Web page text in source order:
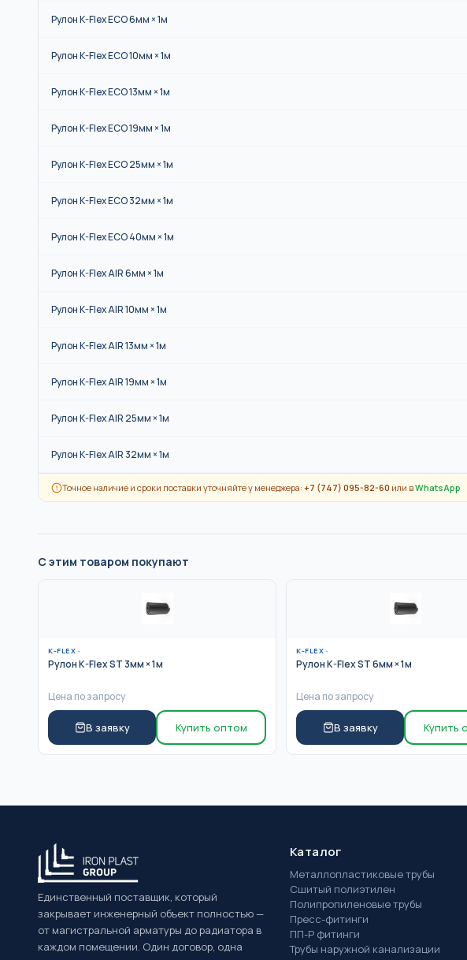
Рулон K-Flex ECO 6мм × 1м
Рулон K-Flex ECO 10мм × 1м
Рулон K-Flex ECO 13мм × 1м
Рулон K-Flex ECO 19мм × 1м
Рулон K-Flex ECO 25мм × 1м
Рулон K-Flex ECO 32мм × 1м
Рулон K-Flex ECO 40мм × 1м
Рулон K-Flex AIR 6мм × 1м
Рулон K-Flex AIR 10мм × 1м
Рулон K-Flex AIR 13мм × 1м
Рулон K-Flex AIR 19мм × 1м
Рулон K-Flex AIR 25мм × 1м
Рулон K-Flex AIR 32мм × 1м
Точное наличие и сроки поставки уточняйте у менеджера:+7 (747) 095-82-60 или вWhatsApp
С этим товаром покупают
K-FLEX ·
Рулон K-Flex ST 3мм × 1м
Цена по запросу
В заявку Купить оптом
K-FLEX ·
Рулон K-Flex ST 6мм × 1м
Цена по запросу
В заявку Купить
Единственный поставщик, который
закрывает инженерный объект полностью —
от магистральной арматуры до радиатора в
каждом помещении. Один договор, одна
Каталог
Металлопластиковые трубы
Сшитый полиэтилен
Полипропиленовые трубы
Пресс-фитинги
ПП-Р фитинги
Трубы наружной канализации